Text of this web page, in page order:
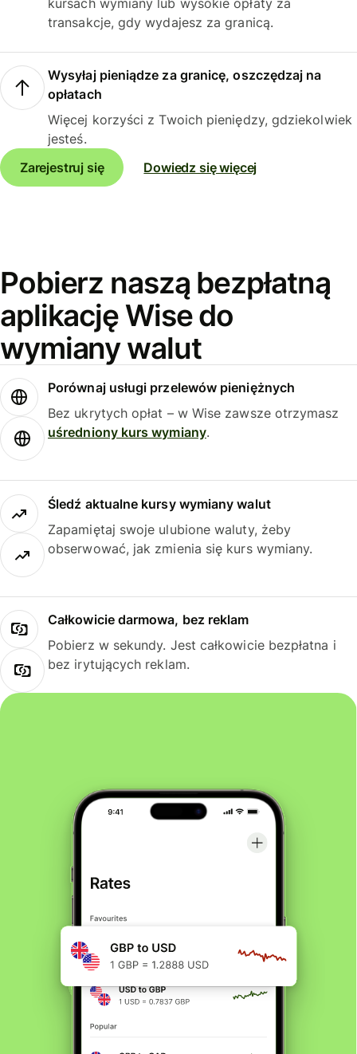
kursach wymiany lub wysokie opłaty za
transakcje, gdy wydajesz za granicą.
Wysyłaj pieniądze za granicę, oszczędzaj na
opłatach
Więcej korzyści z Twoich pieniędzy, gdziekolwiek
jesteś.
Zarejestruj się
Dowiedz się więcej
Pobierz naszą bezpłatną
aplikację Wise do
wymiany walut
Porównaj usługi przelewów pieniężnych
Bez ukrytych opłat – w Wise zawsze otrzymasz
uśredniony kurs wymiany.
Śledź aktualne kursy wymiany walut
Zapamiętaj swoje ulubione waluty, żeby
obserwować, jak zmienia się kurs wymiany.
Całkowicie darmowa, bez reklam
Pobierz w sekundy. Jest całkowicie bezpłatna i
bez irytujących reklam.